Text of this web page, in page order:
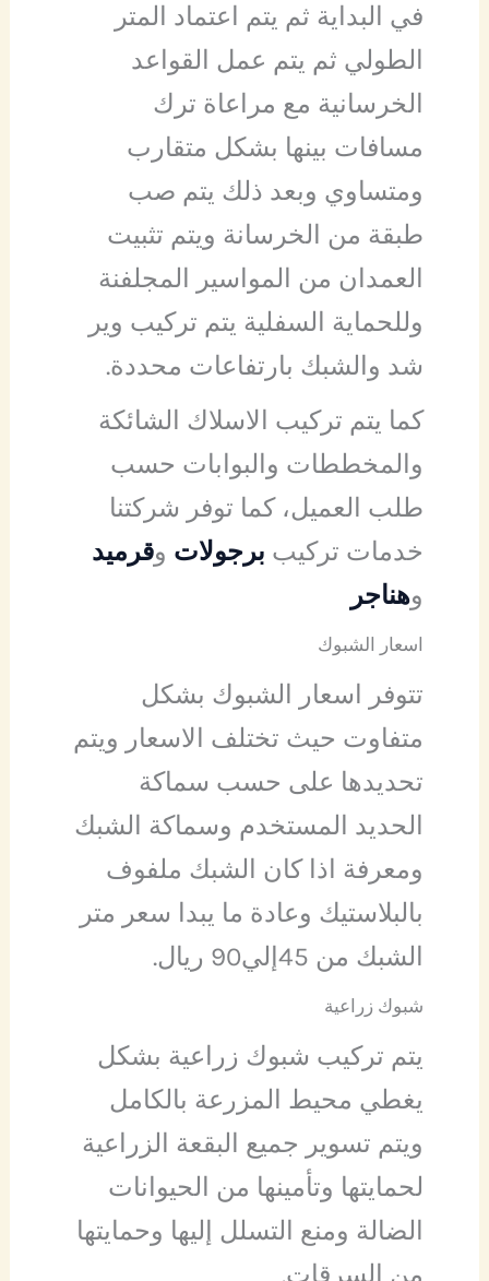
في البداية ثم يتم اعتماد المتر
الطولي ثم يتم عمل القواعد
الخرسانية مع مراعاة ترك
مسافات بينها بشكل متقارب
ومتساوي وبعد ذلك يتم صب
طبقة من الخرسانة ويتم تثبيت
العمدان من المواسير المجلفنة
وللحماية السفلية يتم تركيب وير
شد والشبك بارتفاعات محددة.
كما يتم تركيب الاسلاك الشائكة
والمخططات والبوابات حسب
طلب العميل، كما توفر شركتنا
خدمات تركيب برجولات وقرميد
وهناجر
اسعار الشبوك
تتوفر اسعار الشبوك بشكل
متفاوت حيث تختلف الاسعار ويتم
تحديدها على حسب سماكة
الحديد المستخدم وسماكة الشبك
ومعرفة اذا كان الشبك ملفوف
بالبلاستيك وعادة ما يبدا سعر متر
الشبك من 45إلي90 ريال.
شبوك زراعية
يتم تركيب شبوك زراعية بشكل
يغطي محيط المزرعة بالكامل
ويتم تسوير جميع البقعة الزراعية
لحمايتها وتأمينها من الحيوانات
الضالة ومنع التسلل إليها وحمايتها
من السرقات.